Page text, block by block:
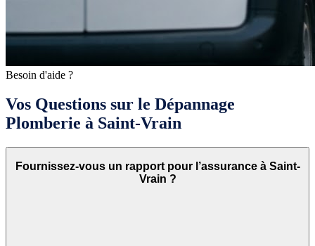
Besoin d'aide ?
Vos Questions sur le Dépannage
Plomberie à Saint-Vrain
Fournissez-vous un rapport pour l’assurance à Saint-
Vrain ?